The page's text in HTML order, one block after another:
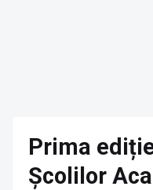
Prima
Școlilor